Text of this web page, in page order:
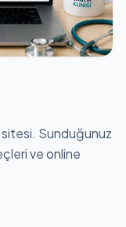
sitesi. Sunduğunuz
ve online